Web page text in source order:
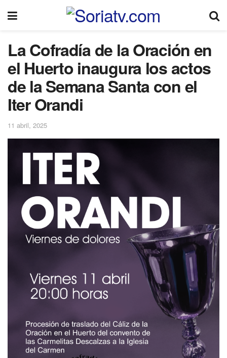
La Cofradía de la Oración en
el Huerto inaugura los actos
de la Semana Santa con el
Iter Orandi
11 abril, 2025